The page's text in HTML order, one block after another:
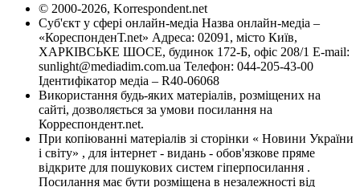
© 2000-2026, Korrespondent.net
Суб'єкт у сфері онлайн-медіа Назва онлайн-медіа –
«КореспонденТ.net» Адреса: 02091, місто Київ,
ХАРКІВСЬКЕ ШОСЕ, будинок 172-Б, офіс 208/1 E-mail:
sunlight@mediadim.com.ua Телефон: 044-205-43-00
Ідентифікатор медіа – R40-06068
Використання будь-яких матеріалів, розміщених на
сайті, дозволяється за умови посилання на
Корреспондент.net.
При копіюванні матеріалів зі сторінки « Новини України
і світу» , для інтернет - видань - обов'язкове пряме
відкрите для пошукових систем гіперпосилання .
Посилання має бути розміщена в незалежності від